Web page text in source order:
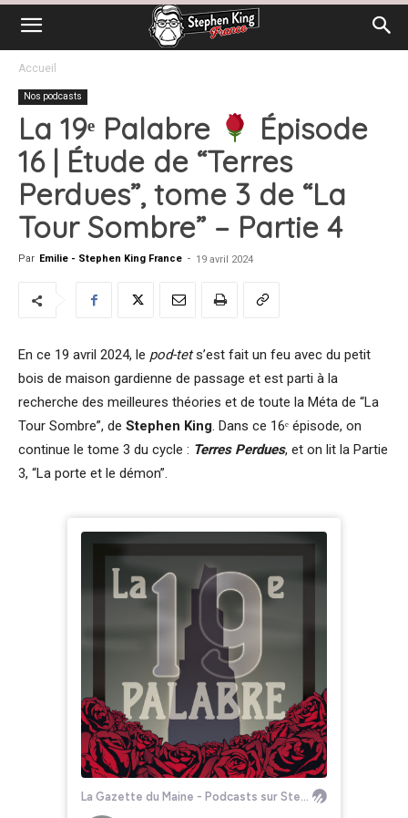
Accueil
Nos podcasts
La 19ᵉ Palabre
Épisode
16 | Étude de “Terres
Perdues”, tome 3 de “La
Tour Sombre” – Partie 4
Par Emilie - Stephen King France - 19 avril 2024
En ce 19 avril 2024, le pod-tets’est fait un feu avec du petit
bois de maison gardienne de passage et est parti à la
recherche des meilleures théories et de toute la Méta de “La
Tour Sombre”, de Stephen King. Dans ce 16ᵉ épisode, on
continue le tome 3 du cycle : Terres Perdues, et on lit la Partie
3, “La porte et le démon”.